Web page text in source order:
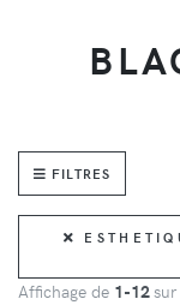
FILTRES
Affichage de 1-12sur